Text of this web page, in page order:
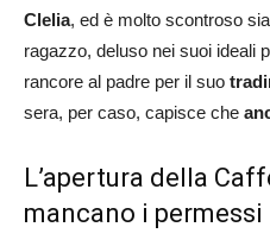
Clelia, ed è molto scontroso
ragazzo, deluso nei suoi ideali
rancore al padre per il suo
sera, per caso, capisce che
L’apertura della
mancano i permessi